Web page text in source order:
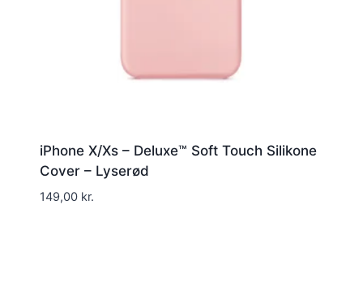
iPhone X/Xs – Deluxe™ Soft Touch Silikone
Cover – Lyserød
149,00 kr.